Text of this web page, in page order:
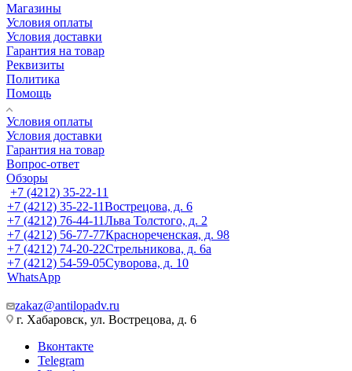
Магазины
Условия оплаты
Условия доставки
Гарантия на товар
Реквизиты
Политика
Помощь
Условия оплаты
Условия доставки
Гарантия на товар
Вопрос-ответ
Обзоры
+7 (4212) 35-22-11
+7 (4212) 35-22-11Вострецова, д. 6
+7 (4212) 76-44-11Льва Толстого, д. 2
+7 (4212) 56-77-77Краснореченская, д. 98
+7 (4212) 74-20-22Стрельникова, д. 6а
+7 (4212) 54-59-05Суворова, д. 10
WhatsApp
zakaz@antilopadv.ru
г. Хабаровск, ул. Вострецова, д. 6
Вконтакте
Telegram